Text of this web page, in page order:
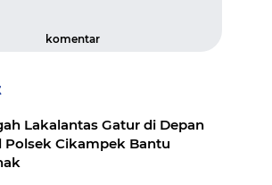
komentar
Lakalantas Gatur di Depan
Polsek Cikampek Bantu